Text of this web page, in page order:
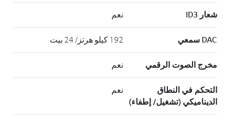
شعار ID3 نعم
DAC سمعي 192 كيلو هرتز/ 24 بيت
مخرج الصوت الرقمي نعم
التحكم في النطاق
الديناميكي (تشغيل/ إطفاء)
نعم